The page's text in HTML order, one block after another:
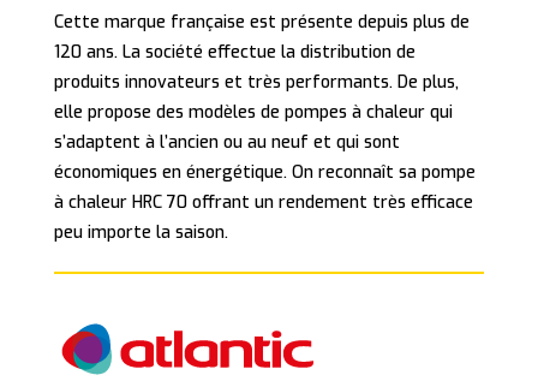
Cette marque française est présente depuis plus de
120 ans. La société effectue la distribution de
produits innovateurs et très performants. De plus,
elle propose des modèles de pompes à chaleur qui
s’adaptent à l’ancien ou au neuf et qui sont
économiques en énergétique. On reconnaît sa pompe
à chaleur HRC 70 offrant un rendement très efficace
peu importe la saison.